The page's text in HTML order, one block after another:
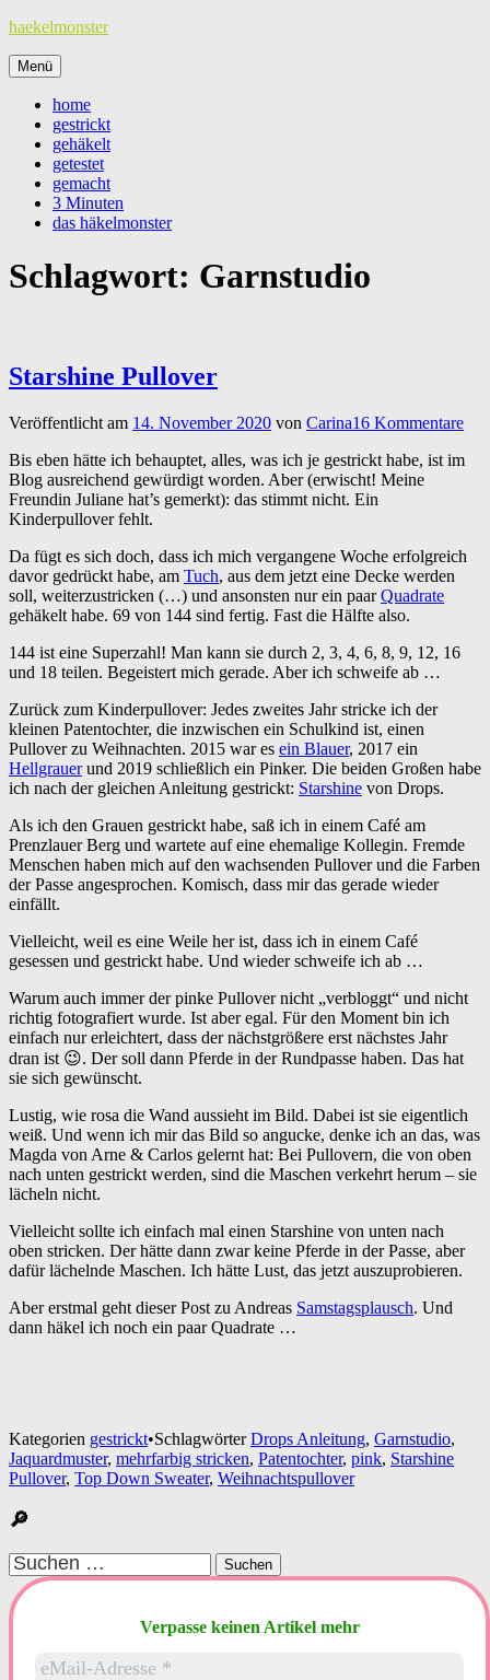
Zum
springen
haekelmonster
Menü
home
gestrickt
gehäkelt
getestet
gemacht
3 Minuten
das häkelmonster
Schlagwort: Garnstudio
Starshine Pullover
Veröffentlicht am 14. November 2020 von Carina16 Kommentare
Bis eben hätte ich behauptet, alles, was ich je gestrickt habe, ist im
Blog ausreichend gewürdigt worden. Aber (erwischt! Meine
Freundin Juliane hat’s gemerkt): das stimmt nicht. Ein
Kinderpullover fehlt.
Da fügt es sich doch, dass ich mich vergangene Woche erfolgreich
davor gedrückt habe, am Tuch, aus dem jetzt eine Decke werden
soll, weiterzustricken (…) und ansonsten nur ein paarQuadrate
gehäkelt habe. 69 von 144 sind fertig. Fast die Hälfte also.
144 ist eine Superzahl! Man kann sie durch 2, 3, 4, 6, 8, 9, 12, 16
und 18 teilen. Begeistert mich gerade. Aber ich schweife ab …
Zurück zum Kinderpullover: Jedes zweites Jahr stricke ich der
kleinen Patentochter, die inzwischen ein Schulkind ist, einen
Pullover zu Weihnachten. 2015 war es ein Blauer, 2017 ein
Hellgrauerund 2019 schließlich ein Pinker. Die beiden Großen habe
ich nach der gleichen Anleitung gestrickt: Starshine von Drops.
Als ich den Grauen gestrickt habe, saß ich in einem Café am
Prenzlauer Berg und wartete auf eine ehemalige Kollegin. Fremde
Menschen haben mich auf den wachsenden Pullover und die Farben
der Passe angesprochen. Komisch, dass mir das gerade wieder
einfällt.
Vielleicht, weil es eine Weile her ist, dass ich in einem Café
gesessen und gestrickt habe. Und wieder schweife ich ab …
Warum auch immer der pinke Pullover nicht „verbloggt“ und nicht
richtig fotografiert wurde. Ist aber egal. Für den Moment bin ich
einfach nur erleichtert, dass der nächstgrößere erst nächstes Jahr
dran ist 😉. Der soll dann Pferde in der Rundpasse haben. Das hat
sie sich gewünscht.
Lustig, wie rosa die Wand aussieht im Bild. Dabei ist sie eigentlich
weiß. Und wenn ich mir das Bild so angucke, denke ich an das, was
Magda von Arne & Carlos gelernt hat: Bei Pullovern, die von oben
nach unten gestrickt werden, sind die Maschen verkehrt herum – sie
lächeln nicht.
Vielleicht sollte ich einfach mal einen Starshine von unten nach
oben stricken. Der hätte dann zwar keine Pferde in der Passe, aber
dafür lächelnde Maschen. Ich hätte Lust, das jetzt auszuprobieren.
Aber erstmal geht dieser Post zu Andreas Samstagsplausch. Und
dann häkel ich noch ein paar Quadrate …
Kategorien gestrickt•SchlagwörterDrops Anleitung, Garnstudio,
Jaquardmuster, mehrfarbig stricken, Patentochter, pink, Starshine
Pullover, Top Down Sweater, Weihnachtspullover
🔎
Suchen
nach:
Verpasse keinen Artikel mehr